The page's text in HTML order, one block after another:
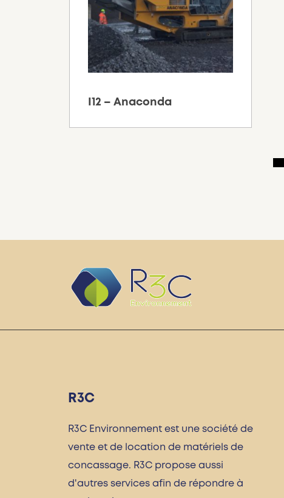
I12 – Anaconda
R3C
R3C Environnement est une société de
vente et de location de matériels de
concassage. R3C propose aussi
d'autres services afin de répondre à